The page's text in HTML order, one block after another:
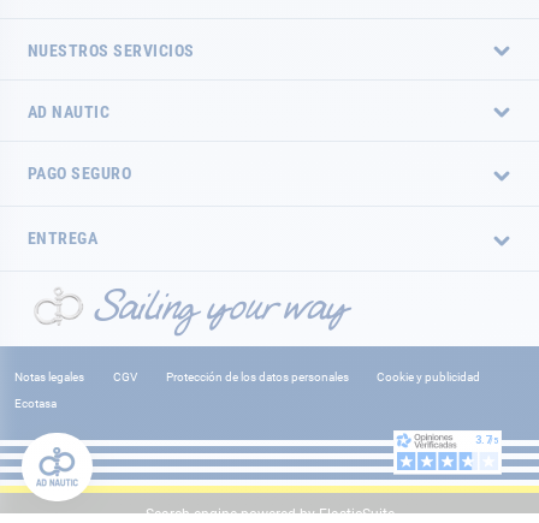
NUESTROS SERVICIOS
AD NAUTIC
PAGO SEGURO
ENTREGA
Notas legales CGV Protección de los datos personales
Cookie y publicidad
Ecotasa
Search engine powered byElasticSuite